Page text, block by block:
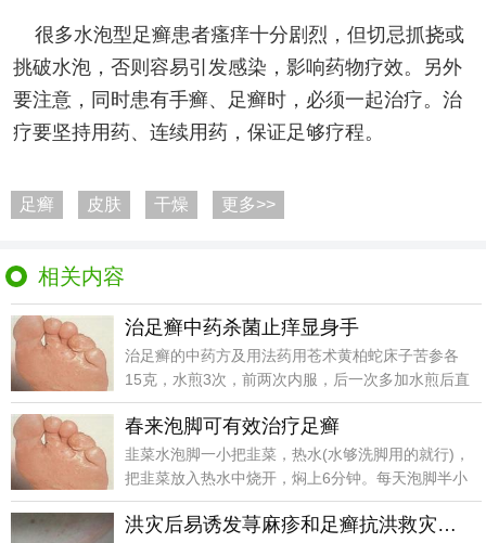
很多水泡型足癣患者瘙痒十分剧烈，但切忌抓挠或
挑破水泡，否则容易引发感染，影响药物疗效。另外
要注意，同时患有手癣、足癣时，必须一起治疗。治
疗要坚持用药、连续用药，保证足够疗程。
足癣 皮肤 干燥 更多>>
相关内容
治足癣中药杀菌止痒显身手
治足癣的中药方及用法药用苍术黄柏蛇床子苦参各
15克，水煎3次，前两次内服，后一次多加水煎后直
接浸泡双
春来泡脚可有效治疗足癣
韭菜水泡脚一小把韭菜，热水(水够洗脚用的就行)，
把韭菜放入热水中烧开，焖上6分钟。每天泡脚半小
时以上
洪灾后易诱发荨麻疹和足癣抗洪救灾人员需谨防皮肤病